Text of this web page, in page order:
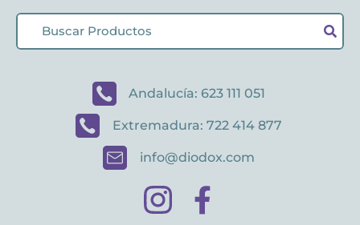
Andalucía: 623 111 051
Extremadura: 722 414 877
info@diodox.com